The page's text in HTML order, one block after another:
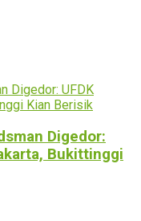
Digedor:
Bukittinggi